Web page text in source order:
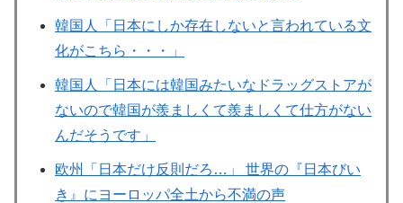
韓国人「日本にしか存在しないと言われている文
化がこちら・・・」
韓国人「日本には韓国みたいなドラッグストアが
ないので韓国が羨ましくて羨ましくて仕方がない
んだそうです」
欧州「日本だけ反則だろ…」 世界の『日本びい
き』にヨーロッパ全土から不満の声